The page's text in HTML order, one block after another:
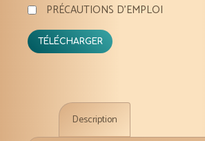
PRÉCAUTIONS D'EMPLOI
TÉLÉCHARGER
Description